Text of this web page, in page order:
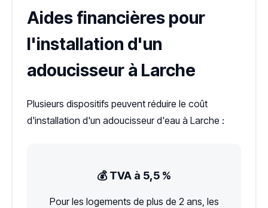
Aides financières pour
l'installation d'un
adoucisseur à Larche
Plusieurs dispositifs peuvent réduire le coût
d'installation d'un adoucisseur d'eau à Larche :
💰 TVA à 5,5 %
Pour les logements de plus de 2 ans, les